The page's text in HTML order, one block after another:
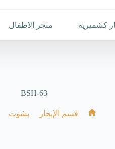
كشميرية متجر الاطفال
BSH-63
قسم الإيجار بشوت